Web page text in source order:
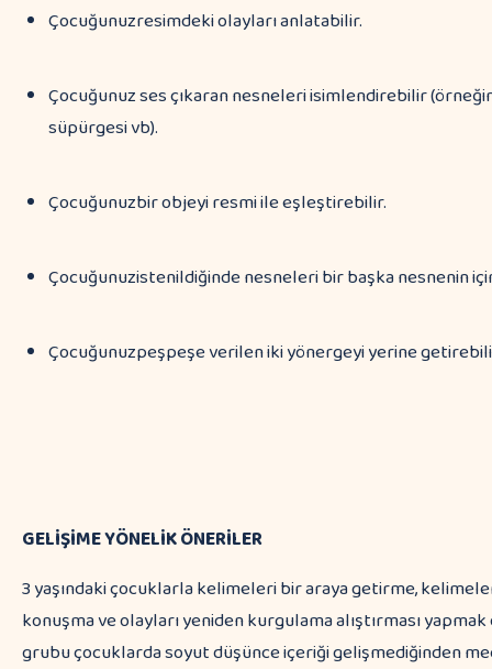
Çocuğunuzresimdeki olayları anlatabilir.
Çocuğunuz ses çıkaran nesneleri isimlendirebilir
süpürgesi vb).
Çocuğunuzbir objeyi resmi ile eşleştirebilir.
Çocuğunuzistenildiğinde nesneleri bir başka nesnenin
Çocuğunuzpeşpeşe verilen iki yönergeyi yerine
GELİŞİME YÖNELİK ÖNERİLER
3 yaşındaki çocuklarla kelimeleri bir araya getirme,
konuşma ve olayları yeniden kurgulama alıştırması
grubu çocuklarda soyut düşünce içeriği gelişmediğinden